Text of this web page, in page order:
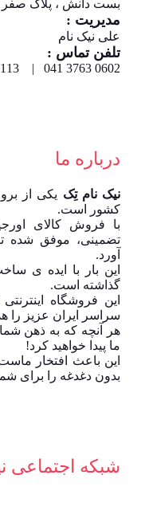
بست دانش ، پلاک صفر
مدیریت :
علی نیک نام
تلفن تماس :
0602 3763 041 | 7113 382 0930
درباره ما
نیک نام تِک یکی از
کشور است.
با فروش کالای
تضمینی، موفق شده
آورد.
این بار با ایده ی
گذاشته است.
این فروشگاه
سراسر ایران عزیز را
هر آنچه که به ذهن
ما پیدا خواهید کرد!
این باعث افتخار
بدون دغدغه را برای
شبکه‌ اجتماعی